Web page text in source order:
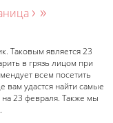
› »
Таковым является 23
в грязь лицом при
всем посетить
вам удастся найти самые
23 февраля. Также мы